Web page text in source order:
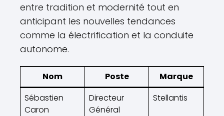
entre tradition et modernité tout en
anticipant les nouvelles tendances
comme la électrification et la conduite
autonome.
Nom Poste
Marque
Sébastien
Caron
Directeur
Général
Stellantis